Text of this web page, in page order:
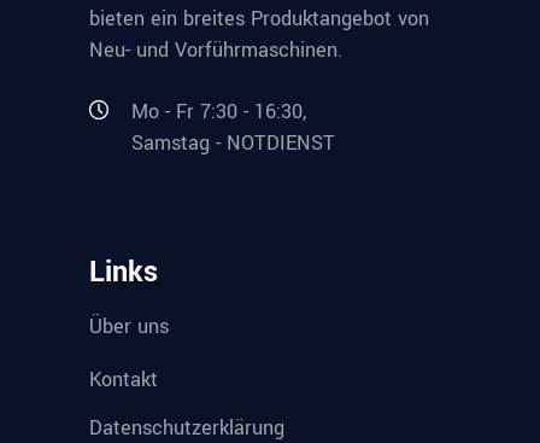
bieten ein breites Produktangebot von
Neu- und Vorführmaschinen.
Mo - Fr 7:30 - 16:30,
Samstag - NOTDIENST
Links
Über uns
Kontakt
Datenschutzerklärung